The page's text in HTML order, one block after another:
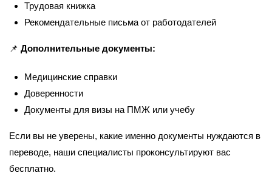
Трудовая книжка
Рекомендательные письма от работодателей
📌 Дополнительные документы:
Медицинские справки
Доверенности
Документы для визы на ПМЖ или учебу
Если вы не уверены, какие именно документы нуждаются в
переводе, наши специалисты проконсультируют вас
бесплатно.